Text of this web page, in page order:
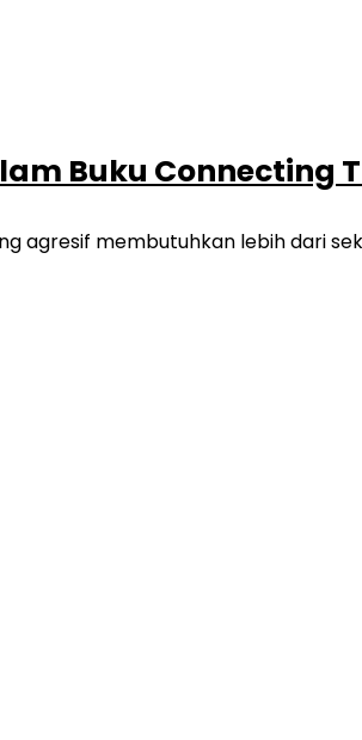
Buku Connecting
agresif membutuhkan lebih dari